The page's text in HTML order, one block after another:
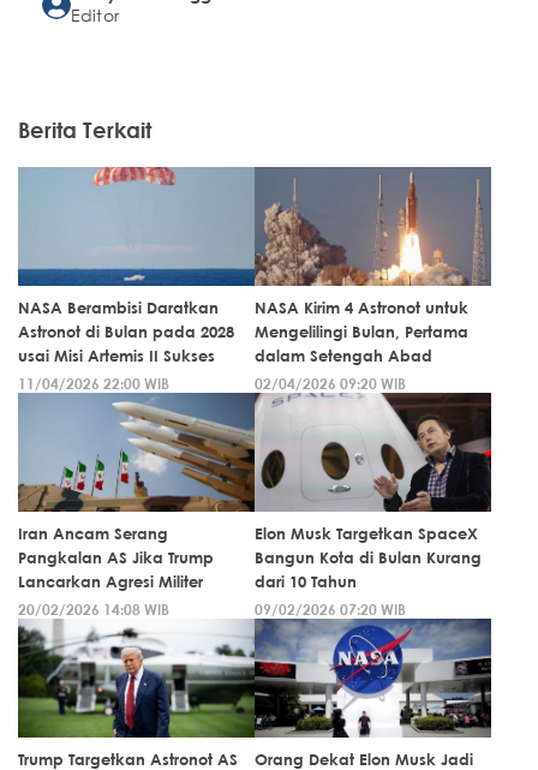
Editor
Berita Terkait
NASA Berambisi Daratkan
Astronot di Bulan pada 2028
usai Misi Artemis II Sukses
11/04/2026 22:00 WIB
NASA Kirim 4 Astronot untuk
Mengelilingi Bulan, Pertama
dalam Setengah Abad
02/04/2026 09:20 WIB
Iran Ancam Serang
Pangkalan AS Jika Trump
Lancarkan Agresi Militer
20/02/2026 14:08 WIB
Elon Musk Targetkan SpaceX
Bangun Kota di Bulan Kurang
dari 10 Tahun
09/02/2026 07:20 WIB
Trump Targetkan Astronot AS
Orang Dekat Elon Musk Jadi